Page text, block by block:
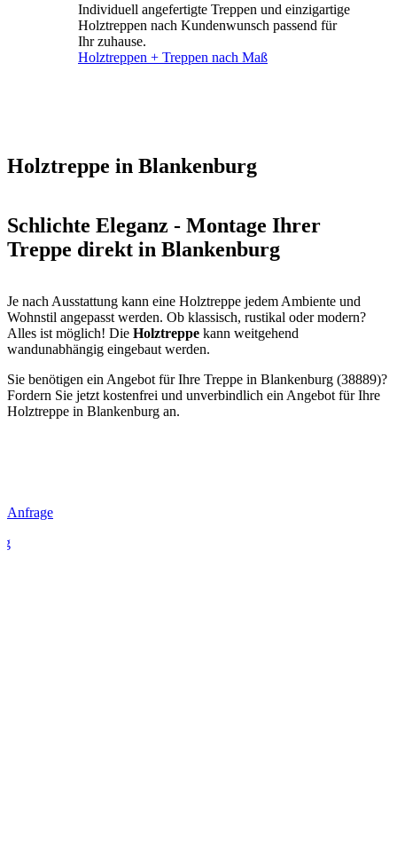
Individuell angefertigte Treppen und einzigartige
Holztreppen nach Kundenwunsch passend für
Ihr zuhause.
Holztreppen + Treppen nach Maß
Holztreppe in Blankenburg
Schlichte Eleganz - Montage Ihrer
Treppe direkt in Blankenburg
Je nach Ausstattung kann eine Holztreppe jedem Ambiente und
Wohnstil angepasst werden. Ob klassisch, rustikal oder modern?
Alles ist möglich! Die Holztreppe kann weitgehend
wandunabhängig eingebaut werden.
Sie benötigen ein Angebot für Ihre Treppe in Blankenburg (38889)?
Fordern Sie jetzt kostenfrei und unverbindlich ein Angebot für Ihre
Holztreppe in Blankenburg an.
Anfrage